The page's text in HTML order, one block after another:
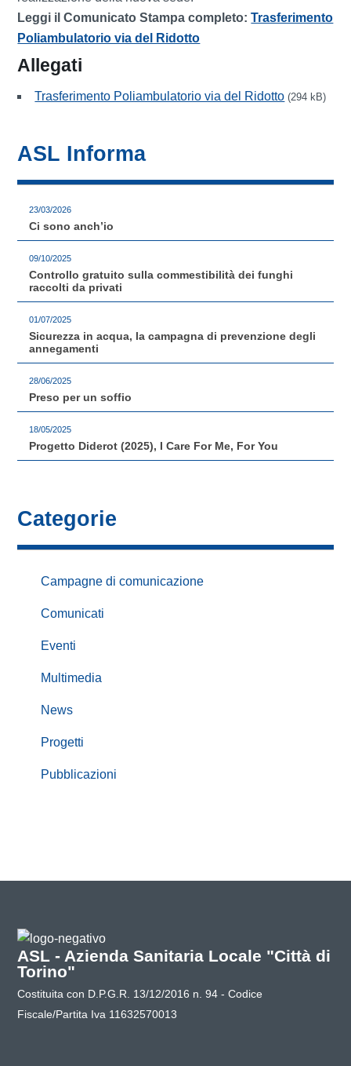
Leggi il Comunicato Stampa completo:Trasferimento
Poliambulatorio via del Ridotto
Allegati
Trasferimento Poliambulatorio via del Ridotto (294 kB)
ASL Informa
23/03/2026
Ci sono anch’io
09/10/2025
Controllo gratuito sulla commestibilità dei funghi
raccolti da privati
01/07/2025
Sicurezza in acqua, la campagna di prevenzione degli
annegamenti
28/06/2025
Preso per un soffio
18/05/2025
Progetto Diderot (2025), I Care For Me, For You
Categorie
Campagne di comunicazione
Comunicati
Eventi
Multimedia
News
Progetti
Pubblicazioni
ASL - Azienda Sanitaria Locale "Città di
Torino"
Costituita con D.P.G.R. 13/12/2016 n. 94 - Codice
Fiscale/Partita Iva 11632570013